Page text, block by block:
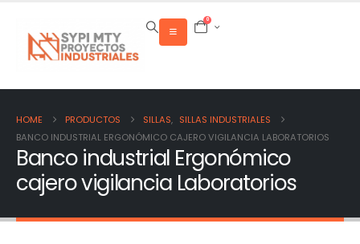
0
HOME PRODUCTOS SILLAS, SILLAS INDUSTRIALES
BANCO INDUSTRIAL ERGONÓMICO CAJERO VIGILANCIA LABORATORIOS
Banco industrial Ergonómico
cajero vigilancia Laboratorios